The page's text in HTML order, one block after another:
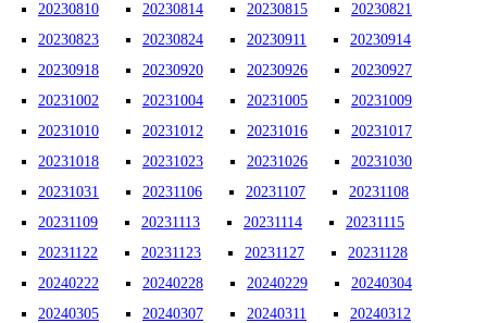
20230810
20230814 20230815
20230821
20230823
20230824 20230911
20230914
20230918
20230920 20230926
20230927
20231002
20231004 20231005
20231009
20231010
20231012 20231016
20231017
20231018
20231023 20231026
20231030
20231031
20231106 20231107
20231108
20231109
20231113 20231114
20231115
20231122
20231123 20231127
20231128
20240222
20240228 20240229
20240304
20240305
20240307 20240311
20240312